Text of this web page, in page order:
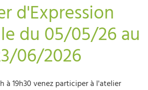
d'Expression
du 05/05/26 au
06/2026
à 19h30 venez participer à l'atelier